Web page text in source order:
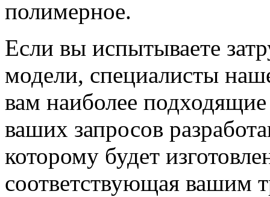
полимерное.
Если вы испытываете
модели, специалисты
вам наиболее
ваших запросов
которому будет
соответствующая вашим